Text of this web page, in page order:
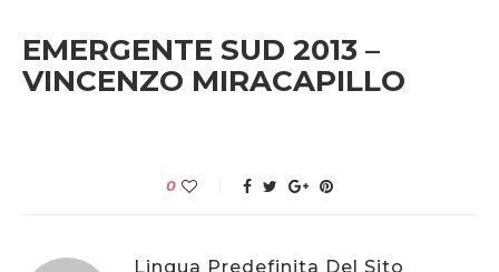
EMERGENTE SUD 2013 –
VINCENZO MIRACAPILLO
0
Lingua Predefinita Del Sito